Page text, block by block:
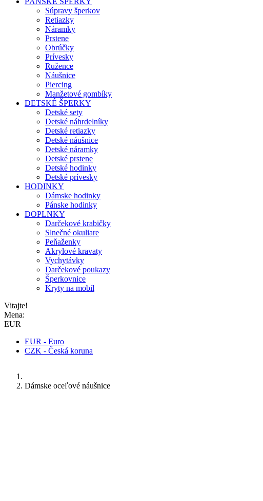
Súpravy šperkov
Retiazky
Náramky
Prstene
Obrúčky
Prívesky
Ružence
Náušnice
Piercing
Manžetové gombíky
DETSKÉ ŠPERKY
Detské sety
Detské náhrdelníky
Detské retiazky
Detské náušnice
Detské náramky
Detské prstene
Detské hodinky
Detské prívesky
HODINKY
Dámske hodinky
Pánske hodinky
DOPLNKY
Darčekové krabičky
Slnečné okuliare
Peňaženky
Akrylové kravaty
Vychytávky
Darčekové poukazy
Šperkovnice
Kryty na mobil
Vitajte!
Mena:
EUR
EUR - Euro
CZK - Česká koruna
Dámske oceľové náušnice